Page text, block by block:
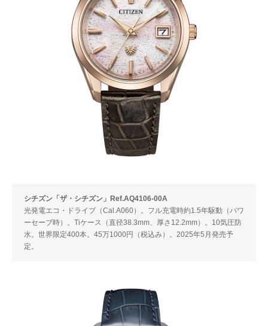
シチズン「ザ・シチズン」Ref.AQ4106-00A
光発電エコ・ドライブ（Cal.A060）。フル充電時約1.5年駆動（パワ
ーセーブ時）。Tiケース（直径38.3mm、厚さ12.2mm）。10気圧防
水。世界限定400本。45万1000円（税込み）。2025年5月発売予
定。